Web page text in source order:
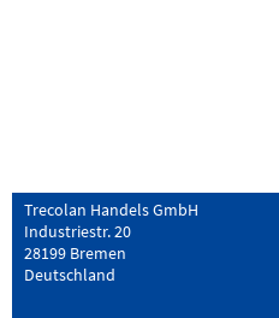
Trecolan Handels GmbH
Industriestr. 20
28199 Bremen
Deutschland